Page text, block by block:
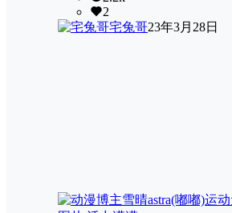
2
宅兔哥23年3月28日